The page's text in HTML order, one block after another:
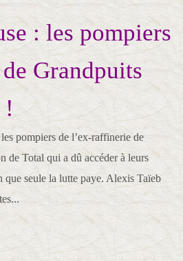
: les pompiers
Grandpuits
pompiers de l’ex-raffinerie de
de Total qui a dû accéder à leurs
seule la lutte paye. Alexis Taïeb